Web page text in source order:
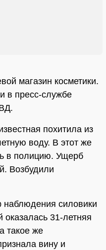
магазин косметики.
в пресс-службе
похитила из
воду. В этот же
в полицию. Ущерб
Возбудили
силовики
31-летняя
такое же
вину и